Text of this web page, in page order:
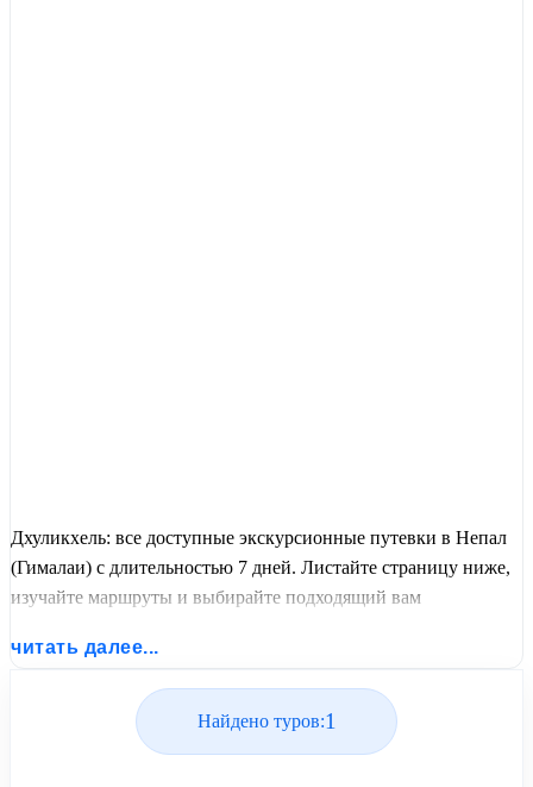
Дхуликхель: все доступные экскурсионные путевки в Непал
(Гималаи) с длительностью 7 дней. Листайте страницу ниже,
изучайте маршруты и выбирайте подходящий вам
United Travel Systems.
читать далее...
Найдено туров:1